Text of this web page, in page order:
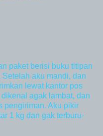
paket berisi buku titipan
aku mandi, dan
lewat kantor pos
agak lambat, dan
pengiriman. Aku pikir
1 kg dan gak terburu-